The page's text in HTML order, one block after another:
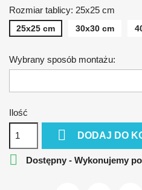
Rozmiar tablicy: 25x25 cm
25x25 cm 30x30 cm
Wybrany sposób montażu:
Ilość
 DODAJ DO
 Dostępny - Wykonujemy